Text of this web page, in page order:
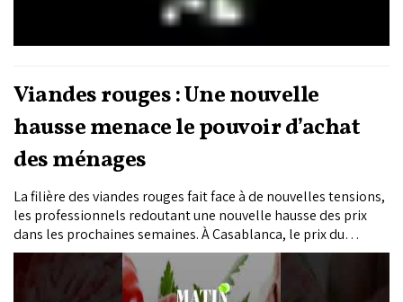
Viandes rouges : Une nouvelle
hausse menace le pouvoir d’achat
des ménages
La filière des viandes rouges fait face à de nouvelles tensions,
les professionnels redoutant une nouvelle hausse des prix
dans les prochaines semaines. À Casablanca, le prix du
kilogramme de viande bovine dans les abattoirs municipaux
est passé de près de 97 DH avant l’Aïd Al-Adha à entre 105 et
110 DH actuellement.